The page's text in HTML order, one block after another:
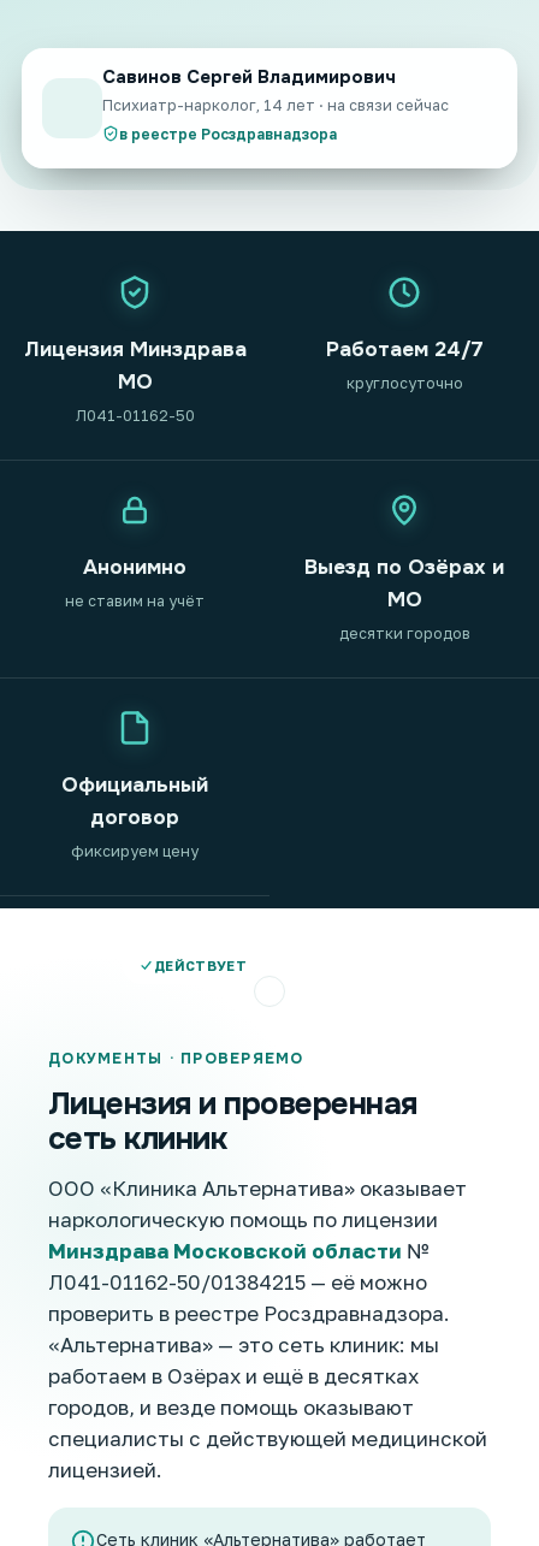
Савинов Сергей Владимирович
Психиатр-нарколог, 14 лет · на связи сейчас
в реестре Росздравнадзора
Лицензия Минздрава
МО
Л041-01162-50
Работаем 24/7
круглосуточно
Анонимно
не ставим на учёт
Выезд по Озёрах и
МО
десятки городов
Официальный
договор
фиксируем цену
ДЕЙСТВУЕТ
ДОКУМЕНТЫ · ПРОВЕРЯЕМО
Лицензия и проверенная
сеть клиник
ООО «Клиника Альтернатива» оказывает
наркологическую помощь по лицензии
Минздрава Московской области №
Л041-01162-50/01384215 — её можно
проверить в реестре Росздравнадзора.
«Альтернатива» — это сеть клиник: мы
работаем в Озёрах и ещё в десятках
городов, и везде помощь оказывают
специалисты с действующей медицинской
лицензией.
Сеть клиник «Альтернатива» работает